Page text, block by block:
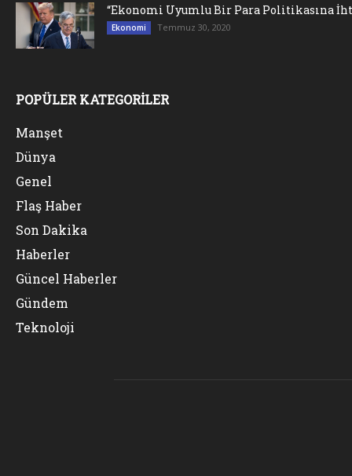
“Ekonomi Uyumlu Bir Para Politikasına
Ekonomi Temmuz 30, 2020
POPÜLER KATEGORİLER
Manşet
Dünya
Genel
Flaş Haber
Son Dakika
Haberler
Güncel Haberler
Gündem
Teknoloji